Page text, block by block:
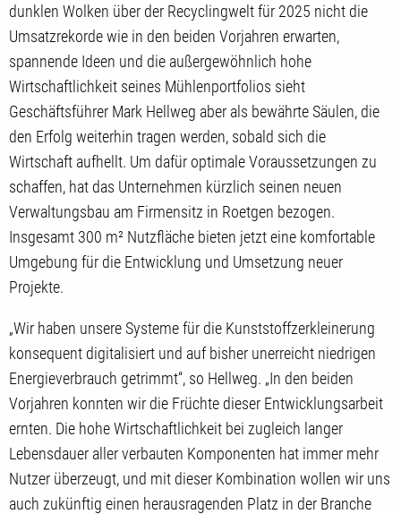
dunklen Wolken über der Recyclingwelt für 2025 nicht die
Umsatzrekorde wie in den beiden Vorjahren erwarten,
spannende Ideen und die außergewöhnlich hohe
Wirtschaftlichkeit seines Mühlenportfolios sieht
Geschäftsführer Mark Hellweg aber als bewährte Säulen, die
den Erfolg weiterhin tragen werden, sobald sich die
Wirtschaft aufhellt. Um dafür optimale Voraussetzungen zu
schaffen, hat das Unternehmen kürzlich seinen neuen
Verwaltungsbau am Firmensitz in Roetgen bezogen.
Insgesamt 300 m² Nutzfläche bieten jetzt eine komfortable
Umgebung für die Entwicklung und Umsetzung neuer
Projekte.
„Wir haben unsere Systeme für die Kunststoffzerkleinerung
konsequent digitalisiert und auf bisher unerreicht niedrigen
Energieverbrauch getrimmt“, so Hellweg. „In den beiden
Vorjahren konnten wir die Früchte dieser Entwicklungsarbeit
ernten. Die hohe Wirtschaftlichkeit bei zugleich langer
Lebensdauer aller verbauten Komponenten hat immer mehr
Nutzer überzeugt, und mit dieser Kombination wollen wir uns
auch zukünftig einen herausragenden Platz in der Branche